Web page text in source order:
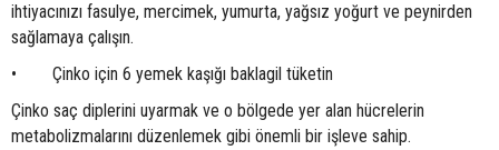
ihtiyacınızı fasulye, mercimek, yumurta, yağsız yoğurt ve peynirden
sağlamaya çalışın.
• Çinko için 6 yemek kaşığı baklagil tüketin
Çinko saç diplerini uyarmak ve o bölgede yer alan hücrelerin
metabolizmalarını düzenlemek gibi önemli bir işleve sahip.